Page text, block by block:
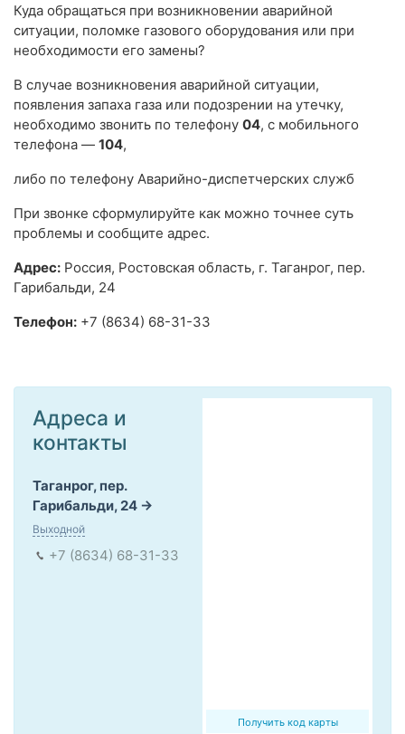
Куда обращаться при возникновении аварийной
ситуации, поломке газового оборудования или при
необходимости его замены?
В случае возникновения аварийной ситуации,
появления запаха газа или подозрении на утечку,
необходимо звонить по телефону 04, с мобильного
телефона — 104,
либо по телефону Аварийно-диспетчерских служб
При звонке сформулируйте как можно точнее суть
проблемы и сообщите адрес.
Адрес: Россия, Ростовская область, г. Таганрог, пер.
Гарибальди, 24
Телефон: +7 (8634) 68-31-33
Получить код карты
Адреса и
контакты
Таганрог, пер.
Гарибальди, 24
Выходной
+7 (8634) 68-31-33